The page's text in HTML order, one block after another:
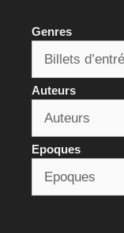
Genres
Auteurs
Epoques